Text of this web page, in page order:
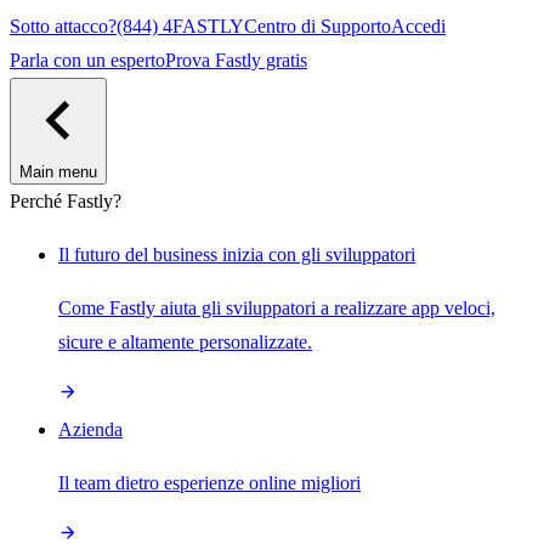
Sotto attacco?(844) 4FASTLYCentro di SupportoAccedi
Parla con un espertoProva Fastly gratis
Main menu
Perché Fastly?
Il futuro del business inizia con gli sviluppatori
Come Fastly aiuta gli sviluppatori a realizzare app veloci,
sicure e altamente personalizzate.
Azienda
Il team dietro esperienze online migliori